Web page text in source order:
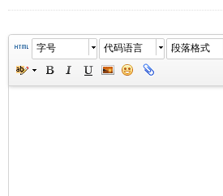
字号 代码语言 段落格式